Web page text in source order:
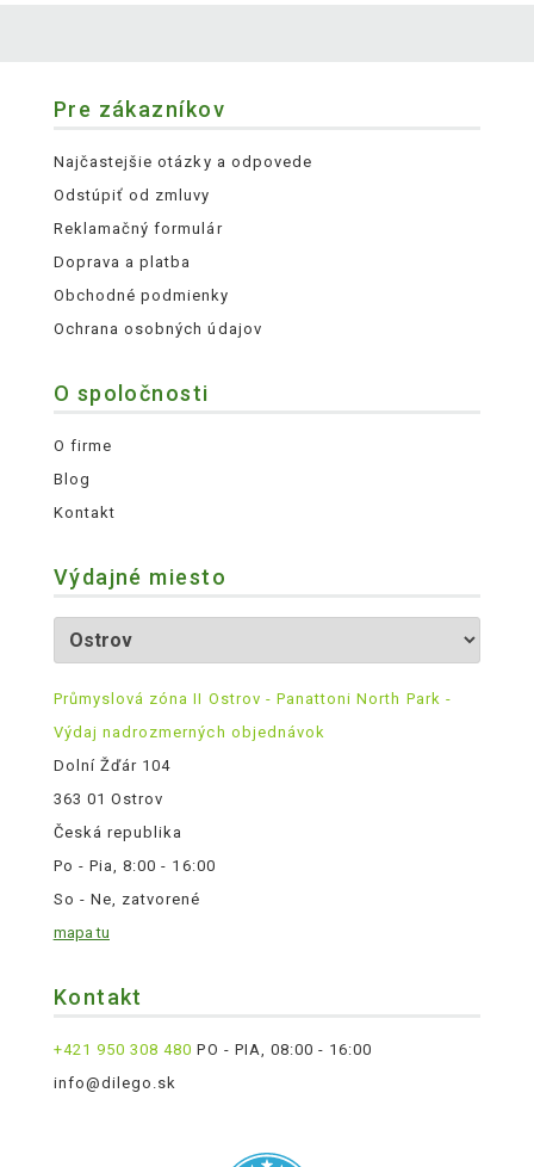
Pre zákazníkov
Najčastejšie otázky a odpovede
Odstúpiť od zmluvy
Reklamačný formulár
Doprava a platba
Obchodné podmienky
Ochrana osobných údajov
O spoločnosti
O firme
Blog
Kontakt
Výdajné miesto
Průmyslová zóna II Ostrov - Panattoni North Park -
Výdaj nadrozmerných objednávok
Dolní Žďár 104
363 01 Ostrov
Česká republika
Po - Pia, 8:00 - 16:00
So - Ne, zatvorené
mapa tu
Kontakt
+421 950 308 480 PO - PIA, 08:00 - 16:00
info@dilego.sk